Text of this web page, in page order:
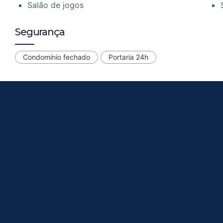
Salão de jogos
Segurança
Condomínio fechado Portaria 24h